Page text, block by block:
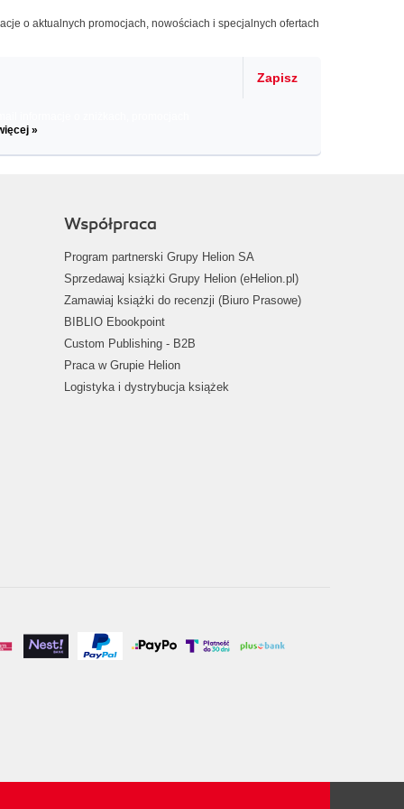
o aktualnych promocjach, nowościach i specjalnych ofertach
Zapisz
»
Współpraca
Program partnerski Grupy Helion SA
Sprzedawaj książki Grupy Helion (eHelion.pl)
Zamawiaj książki do recenzji (Biuro Prasowe)
BIBLIO Ebookpoint
Custom Publishing - B2B
Praca w Grupie Helion
Logistyka i dystrybucja książek